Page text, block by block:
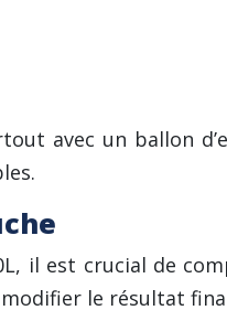
avec un ballon
il est crucial de
le résultat